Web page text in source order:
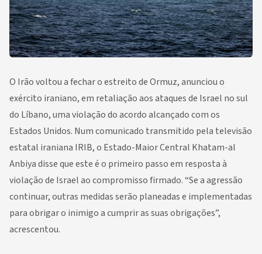
O Irão voltou a fechar o estreito de Ormuz, anunciou o
exército iraniano, em retaliação aos ataques de Israel no sul
do Líbano, uma violação do acordo alcançado com os
Estados Unidos. Num comunicado transmitido pela televisão
estatal iraniana IRIB, o Estado-Maior Central Khatam-al
Anbiya disse que este é o primeiro passo em resposta à
violação de Israel ao compromisso firmado. “Se a agressão
continuar, outras medidas serão planeadas e implementadas
para obrigar o inimigo a cumprir as suas obrigações”,
acrescentou.